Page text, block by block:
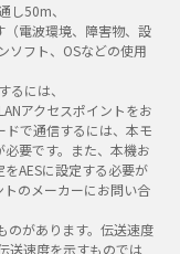
50m、
電波環境、障害物、設
ソフト、OSなどの使用
には、
アクセスポイントをお
で通信するには、本モ
要です。また、本機お
AESに設定する必要が
トのメーカーにお問い合
のがあります。伝送速度
送速度を示すものでは